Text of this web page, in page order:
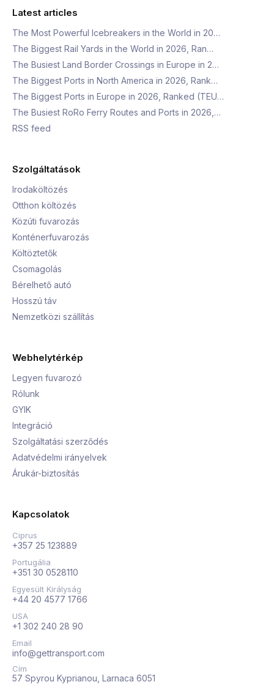
Latest articles
The Most Powerful Icebreakers in the World in 20…
The Biggest Rail Yards in the World in 2026, Ran…
The Busiest Land Border Crossings in Europe in 2…
The Biggest Ports in North America in 2026, Rank…
The Biggest Ports in Europe in 2026, Ranked (TEU…
The Busiest RoRo Ferry Routes and Ports in 2026,…
RSS feed
Szolgáltatások
Irodaköltözés
Otthon költözés
Közúti fuvarozás
Konténerfuvarozás
Költöztetők
Csomagolás
Bérelhető autó
Hosszú táv
Nemzetközi szállítás
Webhelytérkép
Legyen fuvarozó
Rólunk
GYIK
Integráció
Szolgáltatási szerződés
Adatvédelmi irányelvek
Árukár-biztosítás
Kapcsolatok
Ciprus
+357 25 123889
Portugália
+351 30 0528110
Egyesült Királyság
+44 20 4577 1766
USA
+1 302 240 28 90
Email
info@gettransport.com
Cím
57 Spyrou Kyprianou, Larnaca 6051